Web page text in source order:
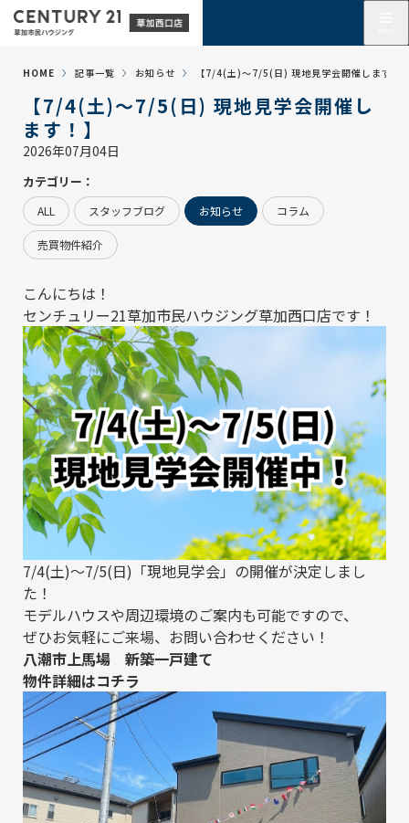
HOME 記事一覧 お知らせ 【7/4(土)～7/5(日) 現地見学会開催します！
【7/4(土)～7/5(日) 現地見学会開催し
ます！】
2026年07月04日
カテゴリー：
ALL スタッフブログ お知らせ コラム
売買物件紹介
こんにちは！
センチュリー21草加市民ハウジング草加西口店です！
7/4(土)～7/5(日)「現地見学会」の開催が決定しまし
た！
モデルハウスや周辺環境のご案内も可能ですので、
ぜひお気軽にご来場、お問い合わせください！
八潮市上馬場 新築一戸建て
物件詳細はコチラ